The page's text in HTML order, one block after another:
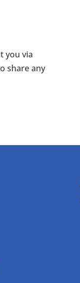
you via
share any